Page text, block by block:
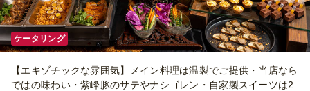
ケータリング
【エキゾチックな雰囲気】メイン料理は温製でご提供・当店なら
ではの味わい・紫峰豚のサテやナシゴレン・自家製スイーツは2